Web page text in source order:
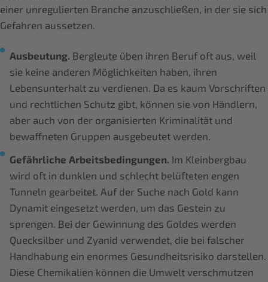
einer unregulierten Branche anzuschließen, in der sie sich
Gefahren aussetzen.
Ausbeutung. Bergleute üben ihren Beruf oft aus, weil
sie keine anderen Möglichkeiten haben, ihren
Lebensunterhalt zu verdienen. Da es kaum Vorschriften
und rechtlichen Schutz gibt, können sie von Händlern,
aber auch von der organisierten Kriminalität und
bewaffneten Gruppen ausgebeutet werden.
Gefährliche Arbeitsbedingungen. Im Kleinbergbau
wird oft in dunklen und schlecht belüfteten engen
Tunneln gearbeitet. Auf der Suche nach Gold kann
Dynamit eingesetzt werden, um das Gestein zu
sprengen. Bei der Gewinnung des Goldes werden
Quecksilber und Zyanid verwendet, die bei falscher
Handhabung ein enormes Gesundheitsrisiko darstellen.
Diese Chemikalien können die Umwelt verschmutzen